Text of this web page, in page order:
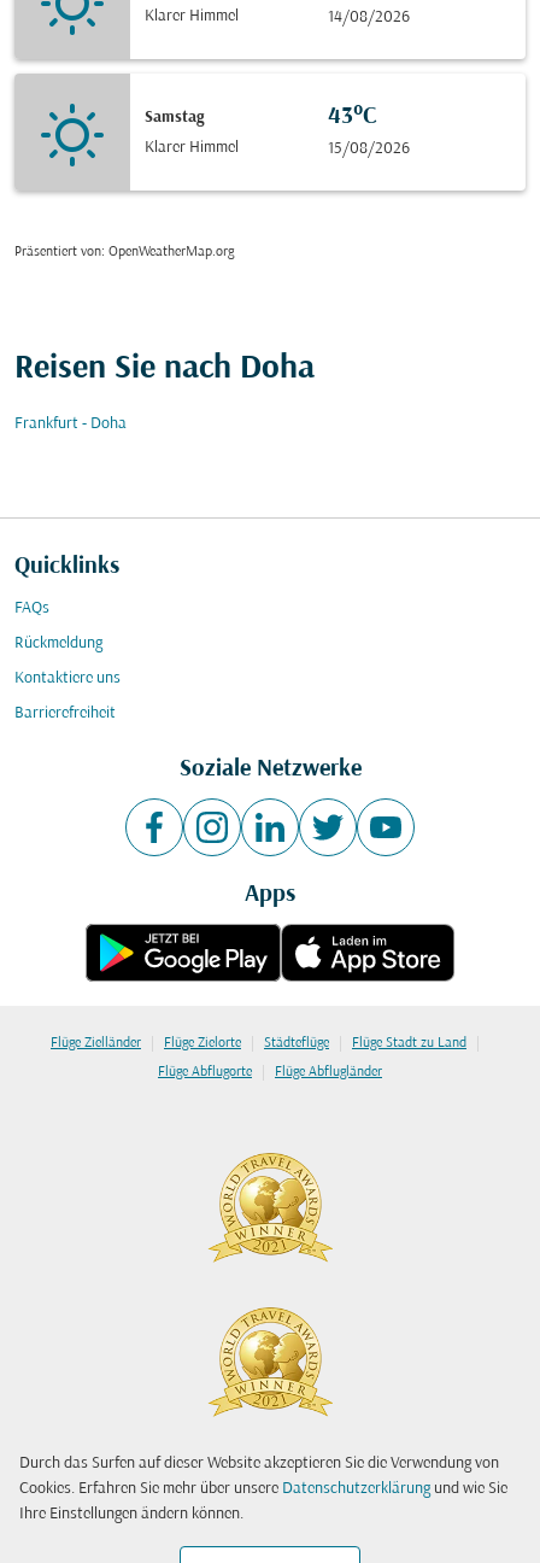
Durch das Surfen auf dieser Website akzeptieren Sie die Verwendung von
Cookies. Erfahren Sie mehr über unsere Datenschutzerklärung und wie Sie
Ihre Einstellungen ändern können.
Klarer Himmel
14/08/2026
Samstag
Klarer Himmel
43°C
15/08/2026
Präsentiert von: OpenWeatherMap.org
Reisen Sie nach Doha
Frankfurt - Doha
Quicklinks
FAQs
Rückmeldung
Kontaktiere uns
Barrierefreiheit
Soziale Netzwerke
Apps
Flüge Zielländer | Flüge Zielorte | Städteflüge | Flüge Stadt zu Land |
Flüge Abflugorte | Flüge Abflugländer